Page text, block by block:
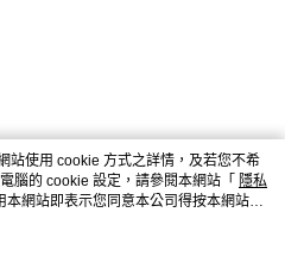
站使用 cookie 方式之詳情，及若您不希
腦的 cookie 設定，請參閱本網站「 隱私
本網站即表示您同意本公司得按本網站使